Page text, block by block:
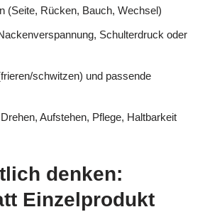
(Seite, Rücken, Bauch, Wechsel)
Schulterdruck oder
schwitzen) und passende
Aufstehen, Pflege, Haltbarkeit
denken:
Einzelprodukt